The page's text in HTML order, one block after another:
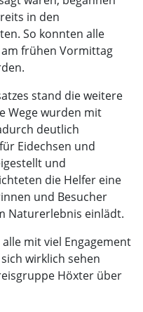
in den
So konnten alle
frühen Vormittag
stand die weitere
Wege wurden mit
deutlich
Eidechsen und
und
die Helfer eine
und Besucher
Naturerlebnis einlädt.
mit viel Engagement
wirklich sehen
Höxter über